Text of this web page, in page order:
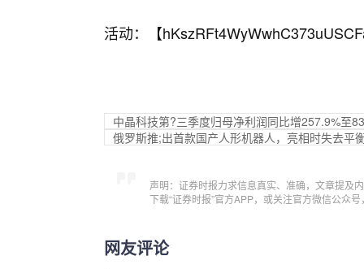
活动：【
中晶科技第?三季度归母净利润同比增257.9%至
俄罗斯推;出首款国产人形机器人，亮相时失去平
声明：证券时报力求信息真实、准确，文章提及
下载“证券时报”官方APP，或关注官方微信公众
网友评论